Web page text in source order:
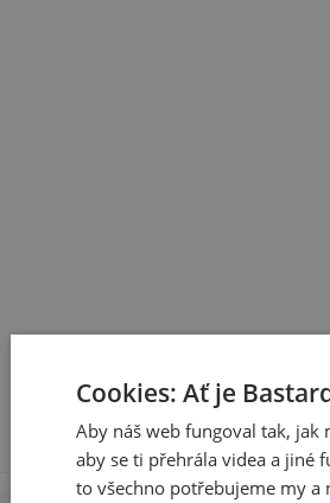
Cookies: Ať je
Aby náš web fungoval tak, jak
aby se ti přehrála videa a jiné
to všechno potřebujeme my a